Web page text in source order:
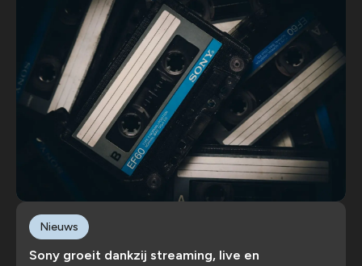
Sony groeit dankzij streaming, live en
Nieuws